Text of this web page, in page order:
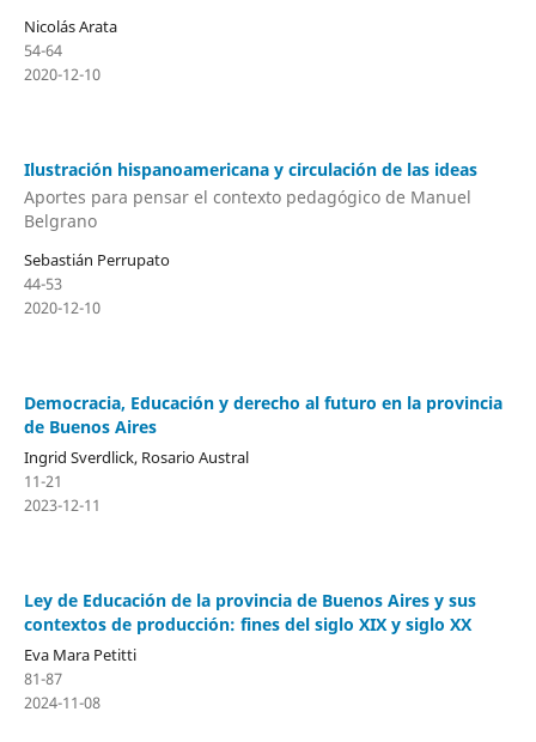
Nicolás Arata
54-64
2020-12-10
Ilustración hispanoamericana y circulación de las ideas
Aportes para pensar el contexto pedagógico de Manuel
Belgrano
Sebastián Perrupato
44-53
2020-12-10
Democracia, Educación y derecho al futuro en la provincia
de Buenos Aires
Ingrid Sverdlick, Rosario Austral
11-21
2023-12-11
Ley de Educación de la provincia de Buenos Aires y sus
contextos de producción: fines del siglo XIX y siglo XX
Eva Mara Petitti
81-87
2024-11-08